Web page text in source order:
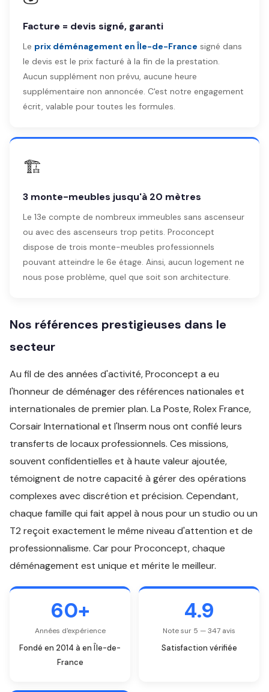
Facture = devis signé, garanti
Le prix déménagement en Île-de-France signé dans
le devis est le prix facturé à la fin de la prestation.
Aucun supplément non prévu, aucune heure
supplémentaire non annoncée. C'est notre engagement
écrit, valable pour toutes les formules.
🏗️
3 monte-meubles jusqu'à 20 mètres
Le 13e compte de nombreux immeubles sans ascenseur
ou avec des ascenseurs trop petits. Proconcept
dispose de trois monte-meubles professionnels
pouvant atteindre le 6e étage. Ainsi, aucun logement ne
nous pose problème, quel que soit son architecture.
Nos références prestigieuses dans le
secteur
Au fil de des années d'activité, Proconcept a eu
l'honneur de déménager des références nationales et
internationales de premier plan. La Poste, Rolex France,
Corsair International et l'Inserm nous ont confié leurs
transferts de locaux professionnels. Ces missions,
souvent confidentielles et à haute valeur ajoutée,
témoignent de notre capacité à gérer des opérations
complexes avec discrétion et précision. Cependant,
chaque famille qui fait appel à nous pour un studio ou un
T2 reçoit exactement le même niveau d'attention et de
professionnalisme. Car pour Proconcept, chaque
déménagement est unique et mérite le meilleur.
60+
Années d'expérience
Fondé en 2014 à en Île-de-
France
4.9
Note sur 5 — 347 avis
Satisfaction vérifiée